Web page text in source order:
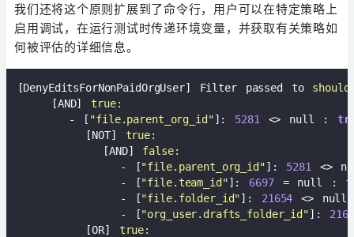
我们还将这个原则扩展到了命令行，用户可以在特定策略上
启用调试，在运行测试时传递环境变量，并获取有关策略如
何被评估的详细信息。
[DenyEditsForNonPaidOrgUser] Filter passed to
    [AND]
true:
      - [
"file.parent_org_id"]: 5281 <> null :
        [NOT]
true:
          [AND]
false:
            - [
"file.parent_org_id"]: 5281
<>
            - [
"file.team_id"]: 6697 = null :
            - [
"file.folder_id"]: 21654 <>
            - [
"org_user.drafts_folder_id"]:
        [OR]
true: